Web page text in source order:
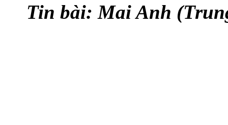
Tin bài: Mai Anh